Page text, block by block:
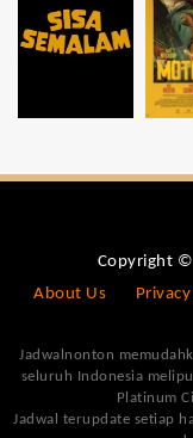
Copyright
About Us
Jadwalnonton
seluruh Indonesia
Platinum
Jadwal terupdate setiap